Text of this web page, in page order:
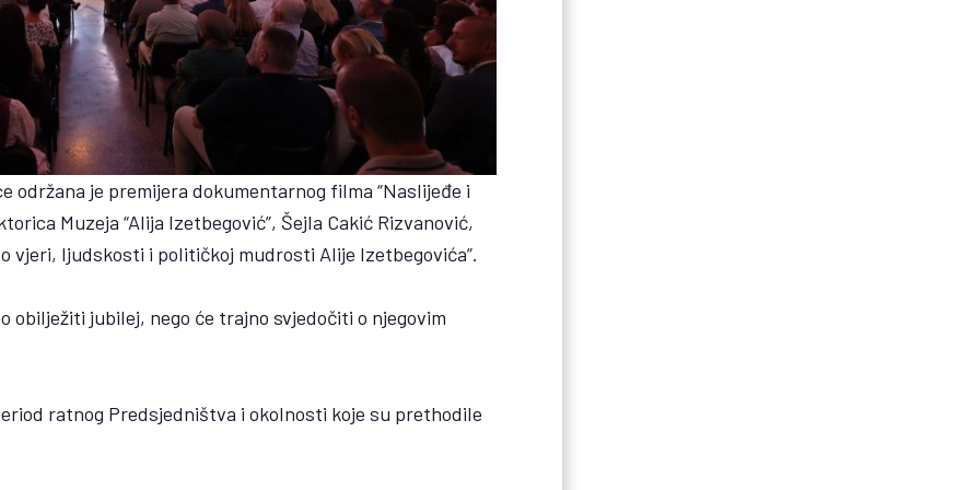
održana je premijera dokumentarnog filma “Naslijeđe i
Muzeja “Alija Izetbegović”, Šejla Cakić Rizvanović,
vjeri, ljudskosti i političkoj mudrosti Alije Izetbegovića”.
obilježiti jubilej, nego će trajno svjedočiti o njegovim
ratnog Predsjedništva i okolnosti koje su prethodile